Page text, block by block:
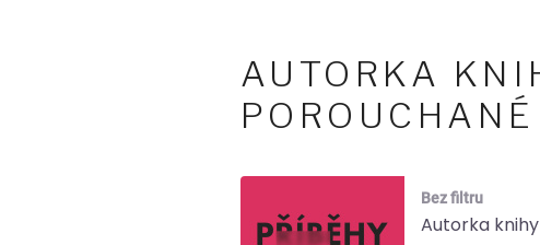
AUTORKA
Bez filtru
Autorka